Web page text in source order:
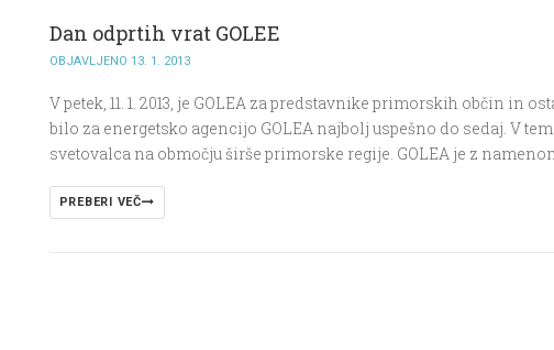
Dan odprtih vrat GOLEE
OBJAVLJENO 13. 1. 2013
V petek, 11. 1. 2013, je GOLEA za predstavnike primorskih občin in
bilo za energetsko agencijo GOLEA najbolj uspešno do sedaj. V
svetovalca na območju širše primorske regije. GOLEA je z
PREBERI VEČ